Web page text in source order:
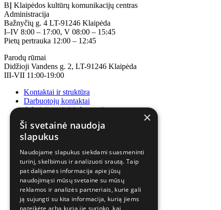
BĮ Klaipėdos kultūrų komunikacijų centras
Administracija
Bažnyčių g. 4 LT-91246 Klaipėda
I–IV 8:00 – 17:00, V 08:00 – 15:45
Pietų pertrauka 12:00 – 12:45
Parodų rūmai
Didžioji Vandens g. 2, LT-91246 Klaipėda
III-VII 11:00-19:00
Kontaktai ir struktūra
Darbuotojų kontaktai
Administracinė informacija
Korupcijos prevencija
×
Ši svetainė naudoja
slapukus
Naudojame slapukus siekdami suasmeninti
turinį, skelbimus ir analizuoti srautą. Taip
pat dalijamės informacija apie jūsų
naudojimąsi mūsų svetaine su mūsų
reklamos ir analizės partneriais, kurie gali
ją sujungti su kita informacija, kurią jiems
pateikėte arba kurią jie surinko, kai